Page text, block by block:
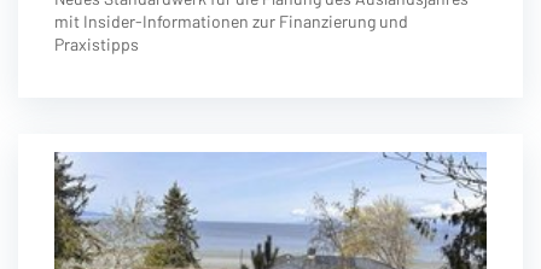
mit Insider-Informationen zur Finanzierung und
Praxistipps